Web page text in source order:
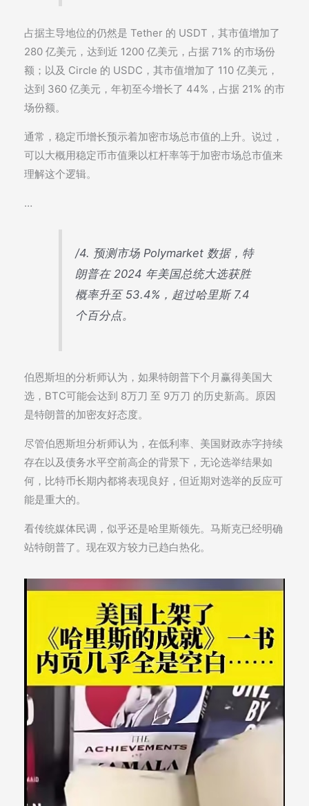
占据主导地位的仍然是 Tether 的 USDT，其市值增加了
280 亿美元，达到近 1200 亿美元，占据 71% 的市场份
额；以及 Circle 的 USDC，其市值增加了 110 亿美元，
达到 360 亿美元，年初至今增长了 44%，占据 21% 的市
场份额。
通常，稳定币增长预示着加密市场总市值的上升。说过，
可以大概用稳定币市值乘以杠杆率等于加密市场总市值来
理解这个逻辑。
…
/4. 预测市场 Polymarket 数据，特
朗普在 2024 年美国总统大选获胜
概率升至 53.4%，超过哈里斯 7.4
个百分点。
伯恩斯坦的分析师认为，如果特朗普下个月赢得美国大
选，BTC可能会达到 8万刀 至 9万刀 的历史新高。原因
是特朗普的加密友好态度。
尽管伯恩斯坦分析师认为，在低利率、美国财政赤字持续
存在以及债务水平空前高企的背景下，无论选举结果如
何，比特币长期内都将表现良好，但近期对选举的反应可
能是重大的。
看传统媒体民调，似乎还是哈里斯领先。马斯克已经明确
站特朗普了。现在双方较力已趋白热化。